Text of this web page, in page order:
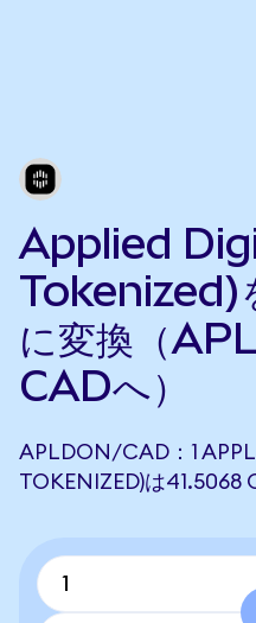
Applied
Tokenized)
に変換（
CADへ）
APLDON/CAD：1
TOKENIZED)は41.5068